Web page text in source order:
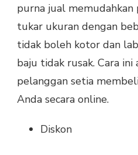
purna jual
tukar ukuran dengan
tidak boleh kotor dan
baju tidak rusak. Cara
pelanggan setia
Anda secara online.
Diskon